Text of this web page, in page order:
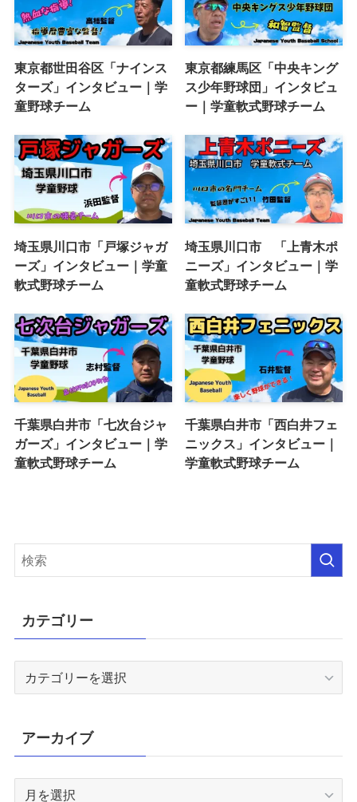
東京都世田谷区「ナインス
ターズ」インタビュー｜学
童野球チーム
東京都練馬区「中央キング
ス少年野球団」インタビュ
ー｜学童軟式野球チーム
埼玉県川口市「戸塚ジャガ
ーズ」インタビュー｜学童
軟式野球チーム
埼玉県川口市 「上青木ポ
ニーズ」インタビュー｜学
童軟式野球チーム
千葉県白井市「七次台ジャ
ガーズ」インタビュー｜学
童軟式野球チーム
千葉県白井市「西白井フェ
ニックス」インタビュー｜
学童軟式野球チーム
カテゴリー
リ
ー
アーカイブ